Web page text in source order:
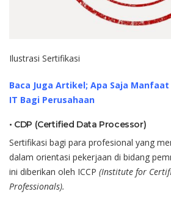
Ilustrasi Sertifikasi
Baca Juga Artikel; Apa Saja
IT Bagi Perusahaan
• CDP (Certified Data Processor)
Sertifikasi bagi para profesional yang
dalam orientasi pekerjaan di bidang
ini diberikan oleh ICCP (Institute for
Professionals).